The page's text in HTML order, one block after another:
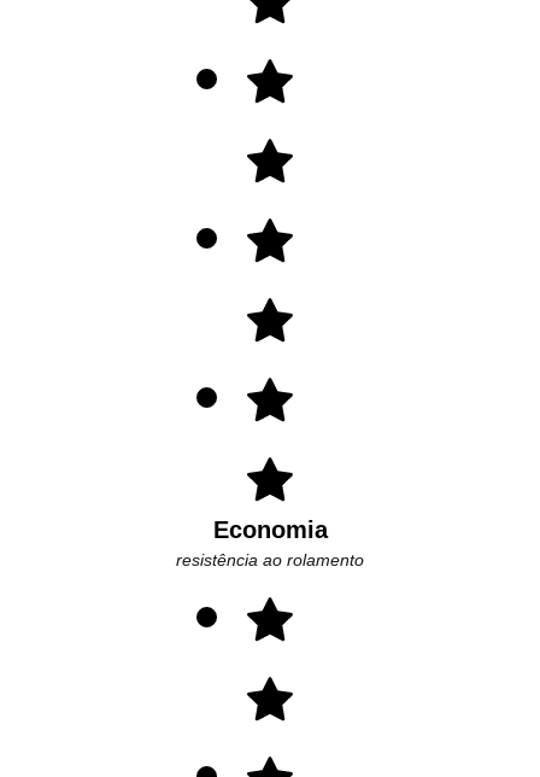
Economia
resistência ao rolamento